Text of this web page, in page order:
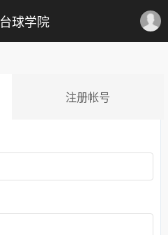
球学院
注册帐号